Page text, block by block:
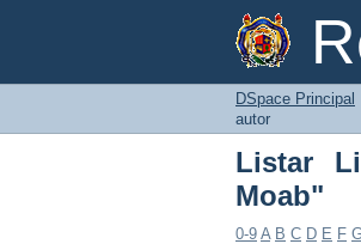
Listar
DSpace Principal
autor
Listar
Moab"
0-9 A B C D E F G